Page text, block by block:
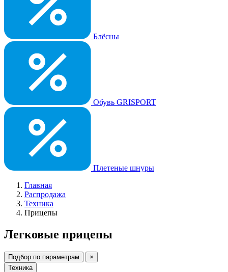
Блёсны
Обувь GRISPORT
Плетеные шнуры
Главная
Распродажа
Техника
Прицепы
Легковые прицепы
Подбор по параметрам
×
Техника